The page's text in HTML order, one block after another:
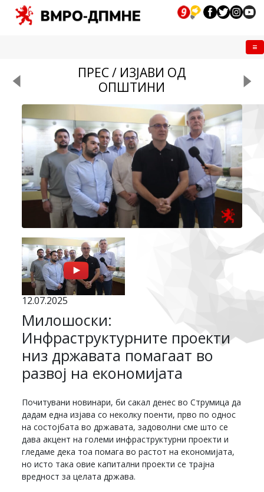
ПРЕС / ИЗЈАВИ ОД
ОПШТИНИ
12.07.2025
Милошоски:
Инфраструктурните проекти
низ државата помагаат во
развој на економијата
Почитувани новинари, би сакал денес во Струмица да
дадам една изјава со неколку поенти, прво по однос
на состојбата во државата, задоволни сме што се
дава акцент на големи инфраструктурни проекти и
гледаме дека тоа помага во растот на економијата,
но исто така овие капитални проекти се трајна
вредност за целата држава.